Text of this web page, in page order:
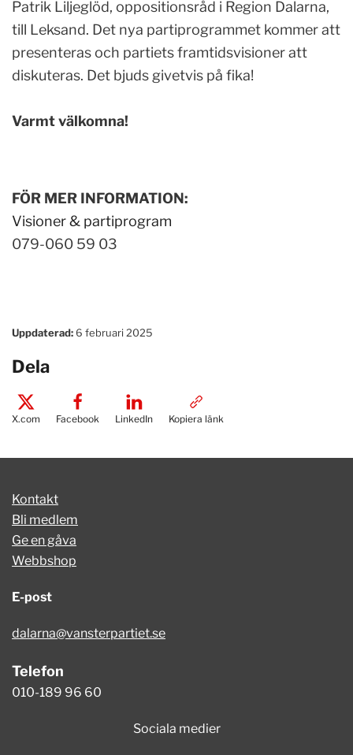
Patrik Liljeglöd, oppositionsråd i Region Dalarna,
till Leksand. Det nya partiprogrammet kommer att
presenteras och partiets framtidsvisioner att
diskuteras. Det bjuds givetvis på fika!
Varmt välkomna!
FÖR MER INFORMATION:
Visioner & partiprogram
079-060 59 03
Uppdaterad:6 februari 2025
Dela
X.com Facebook LinkedIn Kopiera länk
Kontakt
Bli medlem
Ge en gåva
Webbshop
E-post
dalarna@vansterpartiet.se
Telefon
010-189 96 60
Sociala medier